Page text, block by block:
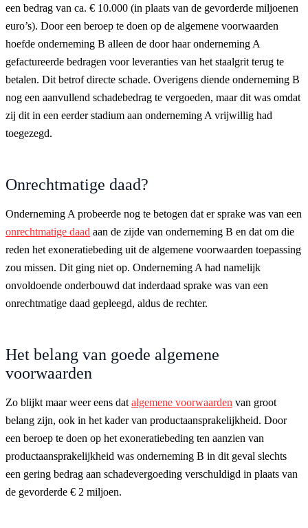
een bedrag van ca. € 10.000 (in plaats van de gevorderde miljoenen
euro’s). Door een beroep te doen op de algemene voorwaarden
hoefde onderneming B alleen de door haar onderneming A
gefactureerde bedragen voor leveranties van het staalgrit terug te
betalen. Dit betrof directe schade. Overigens diende onderneming B
nog een aanvullend schadebedrag te vergoeden, maar dit was omdat
zij dit in een eerder stadium aan onderneming A vrijwillig had
toegezegd.
Onrechtmatige daad?
Onderneming A probeerde nog te betogen dat er sprake was van een
onrechtmatige daad aan de zijde van onderneming B en dat om die
reden het exoneratiebeding uit de algemene voorwaarden toepassing
zou missen. Dit ging niet op. Onderneming A had namelijk
onvoldoende onderbouwd dat inderdaad sprake was van een
onrechtmatige daad gepleegd, aldus de rechter.
Het belang van goede algemene
voorwaarden
Zo blijkt maar weer eens dat algemene voorwaarden van groot
belang zijn, ook in het kader van productaansprakelijkheid. Door
een beroep te doen op het exoneratiebeding ten aanzien van
productaansprakelijkheid was onderneming B in dit geval slechts
een gering bedrag aan schadevergoeding verschuldigd in plaats van
de gevorderde € 2 miljoen.